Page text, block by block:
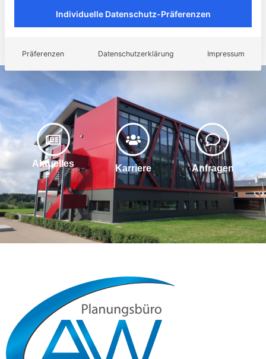
Aktuelles Karriere Anfragen
Individuelle Datenschutz-Präferenzen
Präferenzen Datenschutzerklärung Impressum